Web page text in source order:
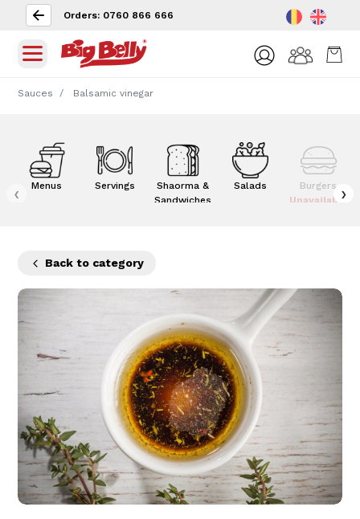
Orders: 0760 866 666
Sauces Balsamic vinegar
Menus Servings
Shaorma &
Sandwiches
Salads
Burgers
Unavailable
‹ ›
Back to category